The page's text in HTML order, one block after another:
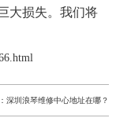
大损失。我们将
深圳浪琴维修中心地址在哪？